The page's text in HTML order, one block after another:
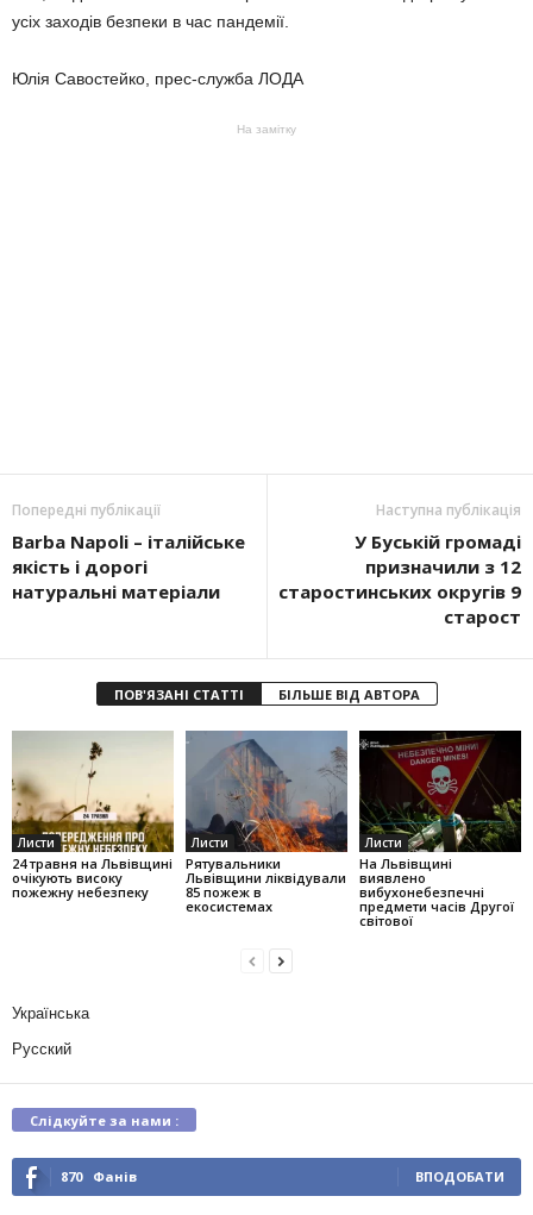
усіх заходів безпеки в час пандемії.
Юлія Савостейко, прес-служба ЛОДА
На замітку
Попередні публікації
Barba Napoli – італійське
якість і дорогі
натуральні матеріали
Наступна публікація
У Буській громаді
призначили з 12
старостинських округів 9
старост
ПОВ'ЯЗАНІ СТАТТІ БІЛЬШЕ ВІД АВТОРА
Листи
24 травня на Львівщині
очікують високу
пожежну небезпеку
Листи
Рятувальники
Львівщини ліквідували
85 пожеж в
екосистемах
Листи
На Львівщині
виявлено
вибухонебезпечні
предмети часів Другої
світової
Українська
Русский
Слідкуйте за нами :
870 Фанів ВПОДОБАТИ